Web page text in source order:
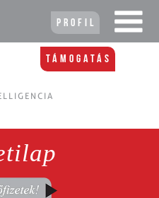
Profil
Támogatás